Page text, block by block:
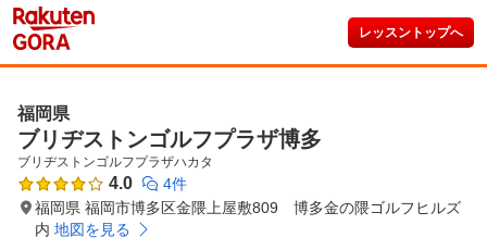
レッスントップへ
福岡県
ブリヂストンゴルフプラザ博多
ブリヂストンゴルフプラザハカタ
4.0
4件
福岡県 福岡市博多区金隈上屋敷809 博多金の隈ゴルフヒルズ
内 地図を見る